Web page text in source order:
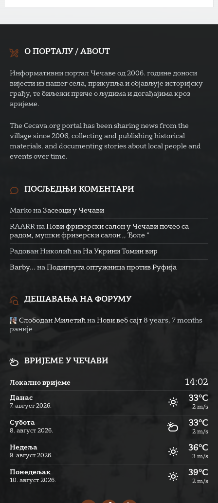
О ПОРТАЛУ / ABOUT
Информативни портал Чечаве од 2006. године доноси
вијести из нашег села, прикупља и објављује историјску
грађу, те биљежи приче о људима и догађајима кроз
вријеме.
The Cecava.org portal has been sharing news from the
village since 2006, collecting and publishing historical
materials, and documenting stories about local people and
events over time.
ПОСЉЕДЊИ КОМЕНТАРИ
Marko на Засеоци у Чечави
RAARR на Нови фризерски салон у Чечави почео са
радом, мушки фризерски салон ,, Ђоле “
Радован Николић на На Укрини Томин вир
Barby... на Подигнута оптужница против Руфија
ДЕШАВАЊА НА ФОРУМУ
Слободан Милетић на Нови веб сајт 8 years, 7 months
раније
ВРИЈЕМЕ У ЧЕЧАВИ
Локално вријеме 14:02
Данас
7. август 2026.
33°C
2 m/s
Субота
8. август 2026.
33°C
2 m/s
Недеља
9. август 2026.
36°C
3 m/s
Понедељак
10. август 2026.
39°C
2 m/s